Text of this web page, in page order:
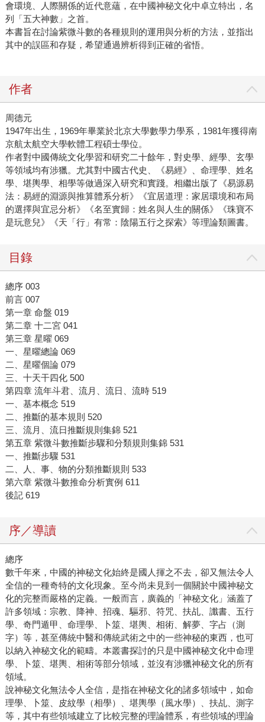
會環境、人際關係的近代意蘊，在中國神秘文化中卓立特出，名
列「五大神數」之首。
本書旨在討論紫微斗數的各種規則的運用與分析的方法，並指出
其中的誤區和存疑，希望通過辨析得到正確的省悟。
作者
周德元
1947年出生，1969年畢業於北京大學數學力學系，1981年獲得南
京航太航空大學軟體工程碩士學位。
作者對中國傳統文化學習和研究二十餘年，對史學、經學、玄學
等領域均有涉獵。尤其對中國古代史、《易經》、命理學、姓名
學、堪輿學、相學等做過深入研究和實踐。相繼出版了《易源易
法：易經的淵源與推算體系分析》《宜居道理：家居環境和布局
的選擇與宜忌分析》《名至實歸：姓名與人生的關係》《珠寶不
是玩意兒》《天「行」有常：陰陽五行之探索》等理論類圖書。
目錄
總序 003
前言 007
第一章 命盤 019
第二章 十二宮 041
第三章 星曜 069
一、星曜總論 069
二、星曜個論 079
三、十天干四化 500
第四章 流年斗君、流月、流日、流時 519
一、基本概念 519
二、推斷的基本規則 520
三、流月、流日推斷規則集錦 521
第五章 紫微斗數推斷步驟和分類規則集錦 531
一、推斷步驟 531
二、人、事、物的分類推斷規則 533
第六章 紫微斗數推命分析實例 611
後記 619
序／導讀
總序
數千年來，中國的神秘文化始終是國人揮之不去，卻又無法令人
全信的一種奇特的文化現象。至今尚未見到一個關於中國神秘文
化的完整而嚴格的定義。一般而言，廣義的「神秘文化」涵蓋了
許多領域：宗教、降神、招魂、驅邪、符咒、扶乩、讖書、五行
學、奇門遁甲、命理學、卜筮、堪輿、相術、解夢、字占（測
字）等，甚至傳統中醫和傳統武術之中的一些神秘的東西，也可
以納入神秘文化的範疇。本叢書探討的只是中國神秘文化中命理
學、卜筮、堪輿、相術等部分領域，並沒有涉獵神秘文化的所有
領域。
說神秘文化無法令人全信，是指在神秘文化的諸多領域中，如命
理學、卜筮、皮紋學（相學）、堪輿學（風水學）、扶乩、測字
等，其中有些領域建立了比較完整的理論體系，有些領域的理論